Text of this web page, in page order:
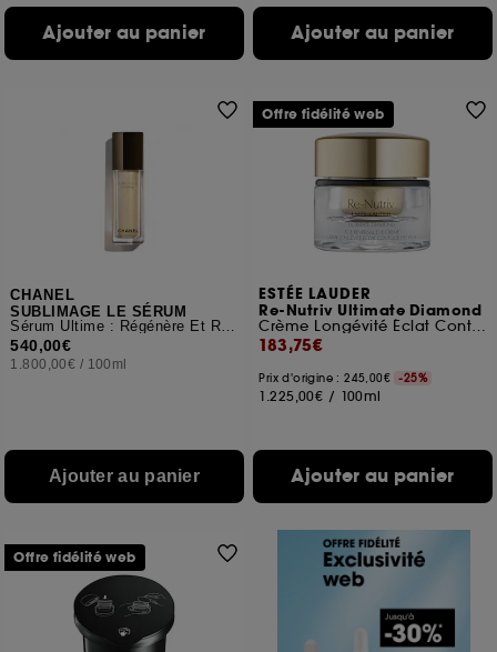
Ajouter au panier Ajouter au panier
CHANEL
SUBLIMAGE LE SÉRUM
Sérum Ultime : Régénère Et Redensifie
540,00€
1.800,00€ / 100ml
Ajouter au panier
ESTÉE LAUDER
Re-Nutriv Ultimate Diamond
Crème Longévité Éclat Contour des Yeux
183,75€
Prix d'origine : 245,00€ -25%
1.225,00€ / 100ml
Ajouter au panier
Offre fidélité web
Offre fidélité web